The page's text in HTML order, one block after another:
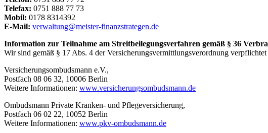
Telefax: 0751 888 77 73
Mobil: 0178 8314392
E-Mail: verwaltung@meister-finanzstrategen.de
Information zur Teilnahme am Streitbeilegungsverfahren gemäß § 36
Wir sind gemäß § 17 Abs. 4 der Versicherungsvermittlungsverordnung
Versicherungsombudsmann e.V.,
Postfach 08 06 32, 10006 Berlin
Weitere Informationen: www.versicherungsombudsmann.de
Ombudsmann Private Kranken- und Pflegeversicherung,
Postfach 06 02 22, 10052 Berlin
Weitere Informationen: www.pkv-ombudsmann.de